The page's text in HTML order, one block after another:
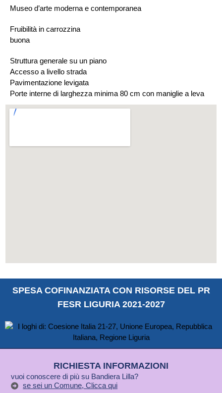
Museo d’arte moderna e contemporanea
Fruibilità in carrozzina
buona
Struttura generale su un piano
Accesso a livello strada
Pavimentazione levigata
Porte interne di larghezza minima 80 cm con maniglie a leva
SPESA COFINANZIATA CON RISORSE DEL PR
FESR LIGURIA 2021-2027
RICHIESTA INFORMAZIONI
vuoi conoscere di più su Bandiera Lilla?
se sei un Comune, Clicca qui